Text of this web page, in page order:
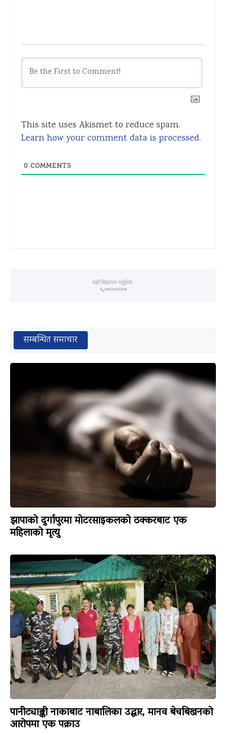
This site uses Akismet to reduce spam.
Learn how your comment data is processed.
0 COMMENTS
सम्बन्धित समाचार
झापाको दुर्गापुरमा मोटरसाइकलको ठक्करबाट एक
महिलाको मृत्यु
पानीट्याङ्की नाकाबाट नाबालिका उद्धार, मानव बेचबिखनको
आरोपमा एक पक्राउ